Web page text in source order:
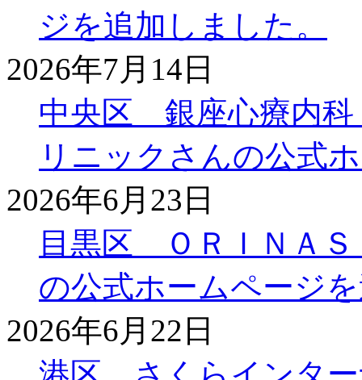
ジを追加しました。
2026年7月14日
中央区 銀座心療内科
リニックさんの公式
2026年6月23日
目黒区 ＯＲＩＮＡ
の公式ホームページ
2026年6月22日